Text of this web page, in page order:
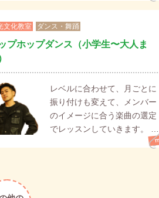
文化教室 ダンス・舞踊
プホップダンス（小学生〜大人ま
レベルに合わせて、月ごとに
振り付けも変えて、メンバー
のイメージに合う楽曲の選定
でレッスンしていきます。 …